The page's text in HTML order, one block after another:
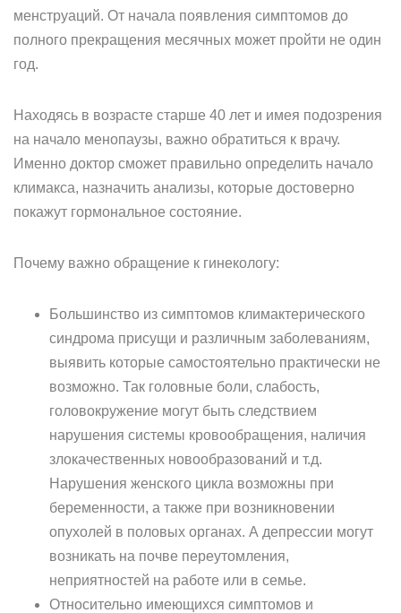
менструаций. От начала появления симптомов до
полного прекращения месячных может пройти не один
год.
Находясь в возрасте старше 40 лет и имея подозрения
на начало менопаузы, важно обратиться к врачу.
Именно доктор сможет правильно определить начало
климакса, назначить анализы, которые достоверно
покажут гормональное состояние.
Почему важно обращение к гинекологу:
Большинство из симптомов климактерического
синдрома присущи и различным заболеваниям,
выявить которые самостоятельно практически не
возможно. Так головные боли, слабость,
головокружение могут быть следствием
нарушения системы кровообращения, наличия
злокачественных новообразований и т.д.
Нарушения женского цикла возможны при
беременности, а также при возникновении
опухолей в половых органах. А депрессии могут
возникать на почве переутомления,
неприятностей на работе или в семье.
Относительно имеющихся симптомов и